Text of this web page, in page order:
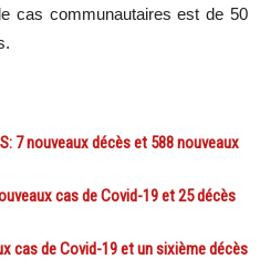
cas communautaires est de 50
7 nouveaux décès et 588 nouveaux
cas de Covid-19 et 25 décès
cas de Covid-19 et un sixième décès